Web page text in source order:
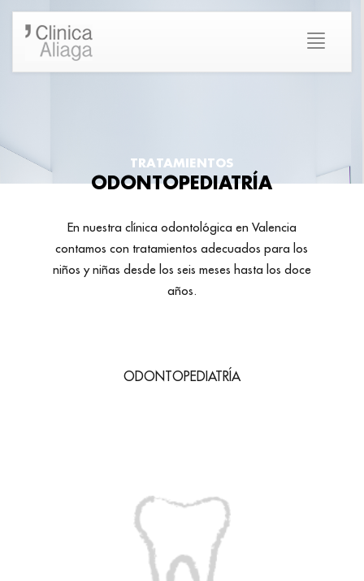
TRATAMIENTOS
ODONTOPEDIATRÍA
En nuestra clínica odontológica en Valencia
contamos con tratamientos adecuados para los
niños y niñas desde los seis meses hasta los doce
años.
ODONTOPEDIATRÍA